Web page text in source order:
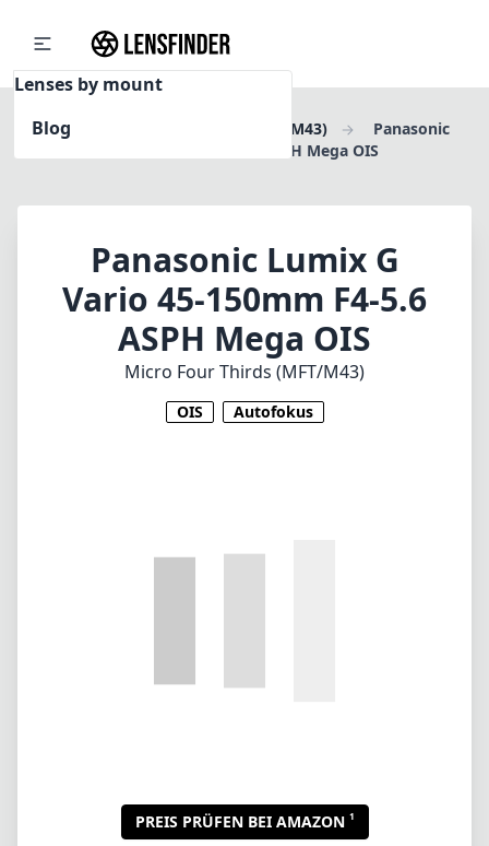
Lenses by mount
Blog
Home Micro Four Thirds (MFT/M43)
Panasonic
Lumix G Vario 45-150mm F4-5.6 ASPH Mega OIS
Panasonic Lumix G
Vario 45-150mm F4-5.6
ASPH Mega OIS
Micro Four Thirds (MFT/M43)
OIS Autofokus
ASPH Mega OIS ist ein vielseitiges
35mm-Format ist dieses Objektiv eine
ausgezeichnete Wahl, um eine breite Palette